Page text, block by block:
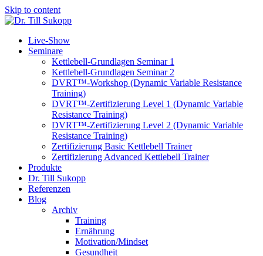
Skip to content
Live-Show
Seminare
Kettlebell-Grundlagen Seminar 1
Kettlebell-Grundlagen Seminar 2
DVRT™-Workshop (Dynamic Variable Resistance
Training)
DVRT™-Zertifizierung Level 1 (Dynamic Variable
Resistance Training)
DVRT™-Zertifizierung Level 2 (Dynamic Variable
Resistance Training)
Zertifizierung Basic Kettlebell Trainer
Zertifizierung Advanced Kettlebell Trainer
Produkte
Dr. Till Sukopp
Referenzen
Blog
Archiv
Training
Ernährung
Motivation/Mindset
Gesundheit